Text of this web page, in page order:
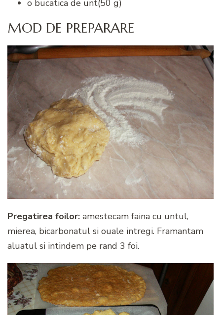
o bucatica de unt(50 g)
MOD DE PREPARARE
Pregatirea foilor: amestecam faina cu untul,
mierea, bicarbonatul si ouale intregi. Framantam
aluatul si intindem pe rand 3 foi.